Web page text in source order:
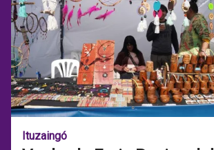
Ituzaingó